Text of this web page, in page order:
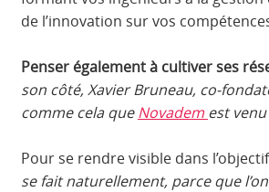
de l’innovation sur vos
Penser également à cultiver ses
son côté, Xavier Bruneau, co-
comme cela queNovademest
Pour se rendre visible dans
se fait naturellement, parce que